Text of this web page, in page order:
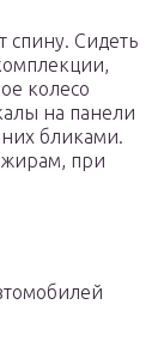
спину. Сидеть
колесо
на панели
бликами.
при